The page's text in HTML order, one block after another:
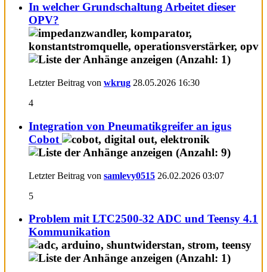
In welcher Grundschaltung Arbeitet dieser
OPV?
Letzter Beitrag von wkrug 28.05.2026 16:30
4
Integration von Pneumatikgreifer an igus
Cobot
Letzter Beitrag von samlevy0515 26.02.2026 03:07
5
Problem mit LTC2500-32 ADC und Teensy 4.1
Kommunikation